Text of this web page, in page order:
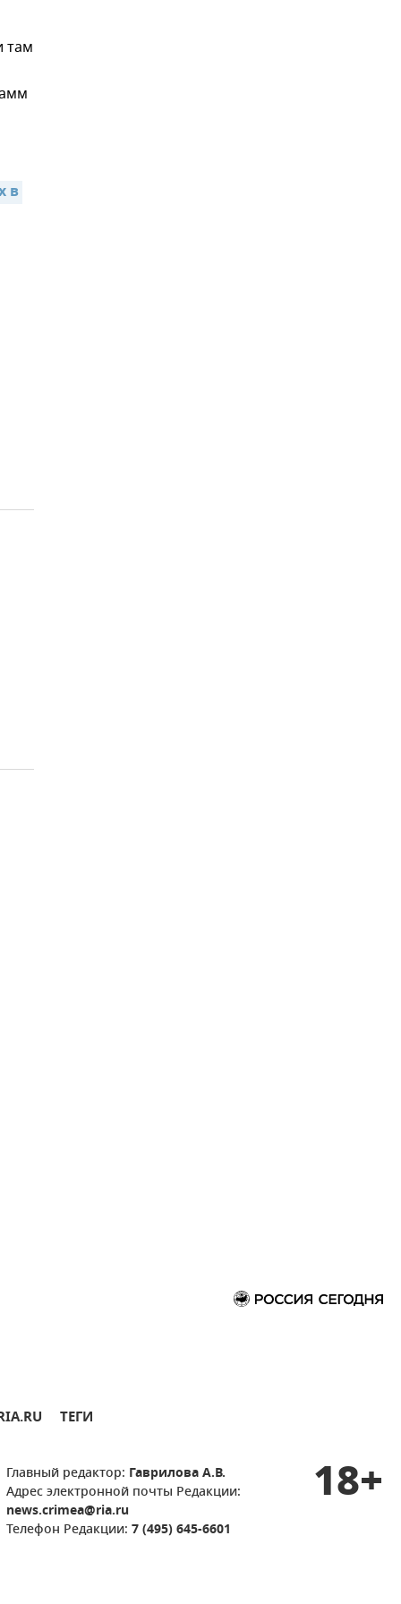
там
в
ТЕГИ
Главный редактор: Гаврилова А.В.
Адрес электронной почты Редакции:
news.crimea@ria.ru
Телефон Редакции: 7 (495) 645-6601
18+